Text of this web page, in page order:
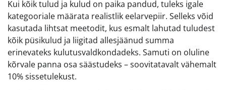
Kui kõik tulud ja kulud on paika pandud, tuleks igale
kategooriale määrata realistlik eelarvepiir. Selleks võid
kasutada lihtsat meetodit, kus esmalt lahutad tuludest
kõik püsikulud ja liigitad allesjäänud summa
erinevateks kulutusvaldkondadeks. Samuti on oluline
kõrvale panna osa säästudeks – soovitatavalt vähemalt
10% sissetulekust.